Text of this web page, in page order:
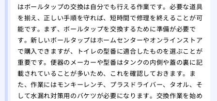
はボールタップの交換は自分でも行える作業です。必要な道具
を揃え、正しい手順を守れば、短時間で修理を終えることが可
能です。まず、ボールタップを交換するために準備が必要で
す。新しいボールタップはホームセンターやオンラインストア
で購入できますが、トイレの型番に適合したものを選ぶことが
重要です。便器のメーカーや型番はタンクの内側や蓋の裏に記
載されていることが多いため、これを確認しておきます。ま
た、作業にはモンキーレンチ、プラスドライバー、タオル、そ
して水漏れ対策用のバケツが必要になります。交換作業を始め